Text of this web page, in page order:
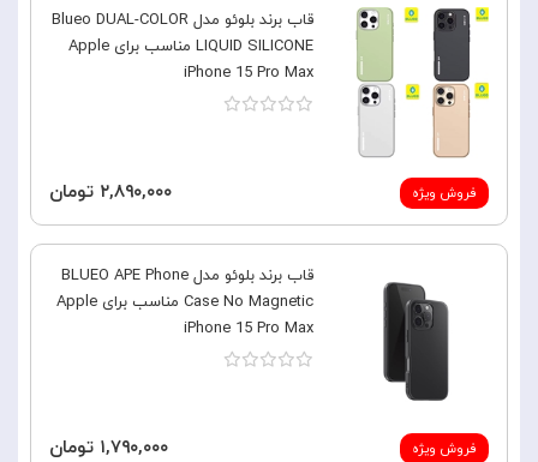
فروش ویژه
قاب برند بلوئو مدل Blueo DUAL-COLOR
LIQUID SILICONE مناسب برای Apple
iPhone 15 Pro Max
۲,۸۹۰,۰۰۰ تومان
فروش ویژه
قاب برند بلوئو مدل BLUEO APE Phone
Case No Magnetic مناسب برای Apple
iPhone 15 Pro Max
۱,۷۹۰,۰۰۰ تومان